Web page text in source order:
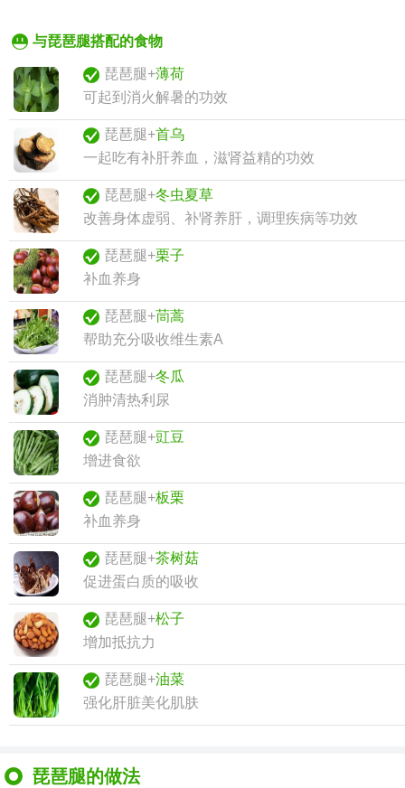
与琵琶腿搭配的食物
琵琶腿+薄荷
可起到消火解暑的功效
琵琶腿+首乌
一起吃有补肝养血，滋肾益精的功效
琵琶腿+冬虫夏草
改善身体虚弱、补肾养肝，调理疾病等功效
琵琶腿+栗子
补血养身
琵琶腿+茼蒿
帮助充分吸收维生素A
琵琶腿+冬瓜
消肿清热利尿
琵琶腿+豇豆
增进食欲
琵琶腿+板栗
补血养身
琵琶腿+茶树菇
促进蛋白质的吸收
琵琶腿+松子
增加抵抗力
琵琶腿+油菜
强化肝脏美化肌肤
琵琶腿的做法